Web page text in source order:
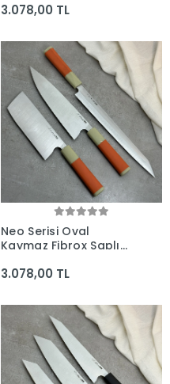
(230mm, 165mm,
Yapımı Bıçaklar
3.078,00 TL
Neo Serisi Oval
Kaymaz Fibrox Saplı
(285mm, 230mm,
Yapımı Bıçaklar
3.078,00 TL